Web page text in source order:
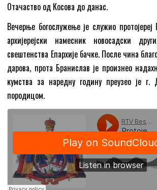
Отачаство од Косова до данас.
Вечерње богослужење је служио
архијерејски намесник новосадски
свештенства Епархије бачке. После чина
дарова, прота Бранислав је произнео
кумства за наредну годину преузео је
породицом.